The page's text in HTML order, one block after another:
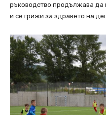
ръководство продължава
и се грижи за здравето на